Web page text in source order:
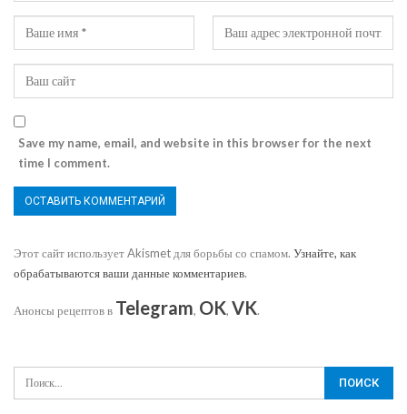
Save my name, email, and website in this browser for the next
time I comment.
Этот сайт использует Akismet для борьбы со спамом. Узнайте, как
обрабатываются ваши данные комментариев.
Анонсы рецептов в Telegram, OK, VK.